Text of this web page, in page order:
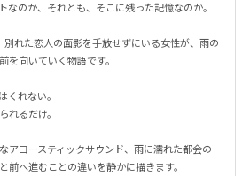
なのか、それとも、そこに残った記憶なのか。
別れた恋人の面影を手放せずにいる女性が、雨の
を向いていく物語です。
くれない。
れるだけ。
アコースティックサウンド、雨に濡れた都会の
前へ進むことの違いを静かに描きます。